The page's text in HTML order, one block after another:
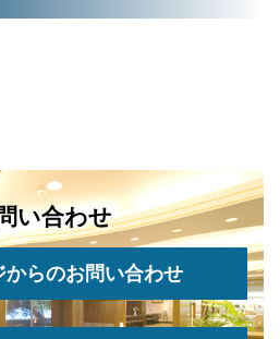
い合わせ
からのお問い合わせ